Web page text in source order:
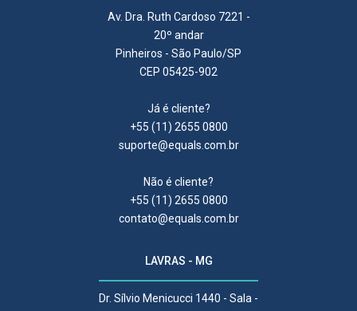
Av. Dra. Ruth Cardoso 7221 -
20º andar
Pinheiros - São Paulo/SP
CEP 05425-902
Já é cliente?
+55 (11) 2655 0800
suporte@equals.com.br
Não é cliente?
+55 (11) 2655 0800
contato@equals.com.br
LAVRAS - MG
Dr. Sílvio Menicucci 1440 - Sala -